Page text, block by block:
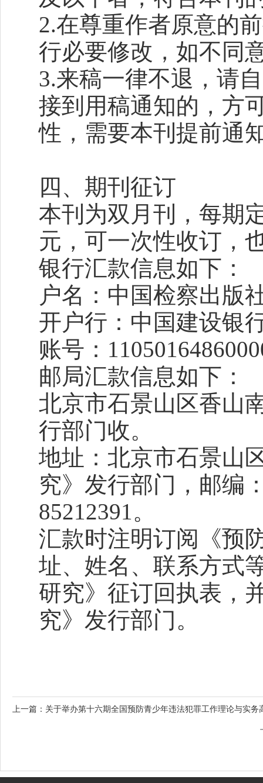
2.在尊重作者原意的
行必要修改，如不同
3.来稿一律不退，请
接到用稿通知的，方
性，需要本刊提前通
四、期刊征订
本刊为双月刊，每期
元，可一次性收订，
银行汇款信息如下：
户名：中国检察出版
开户行：中国建设银
账号：
邮局汇款信息如下：
北京市石景山区香山
行部门收。
地址： 北京市石景山
究》发行部门，邮编
85212391。
汇款时注明订阅《预
址、姓名、联系方式
研究》征订回执表，
究》发行部门。
上一篇： 关于举办第十六期全国预防青少年违法犯罪工作理论与实务